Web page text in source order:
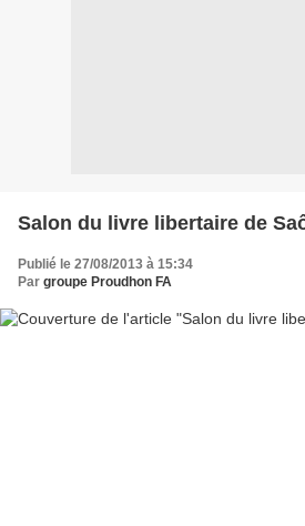
Salon du livre libertaire de
Publié le 27/08/2013 à 15:34
Par groupe Proudhon FA